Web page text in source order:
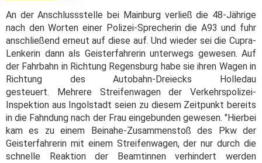
An der Anschlussstelle bei Mainburg verließ die 48-Jährige
nach den Worten einer Polizei-Sprecherin die A93 und fuhr
anschließend erneut auf diese auf. Und wieder sei die Cupra-
Lenkerin dann als Geisterfahrerin unterwegs gewesen. Auf
der Fahrbahn in Richtung Regensburg habe sie ihren Wagen in
Richtung des Autobahn-Dreiecks Holledau
gesteuert. Mehrere Streifenwagen der Verkehrspolizei-
Inspektion aus Ingolstadt seien zu diesem Zeitpunkt bereits
in die Fahndung nach der Frau eingebunden gewesen. "Hierbei
kam es zu einem Beinahe-Zusammenstoß des Pkw der
Geisterfahrerin mit einem Streifenwagen, der nur durch die
schnelle Reaktion der Beamtinnen verhindert werden